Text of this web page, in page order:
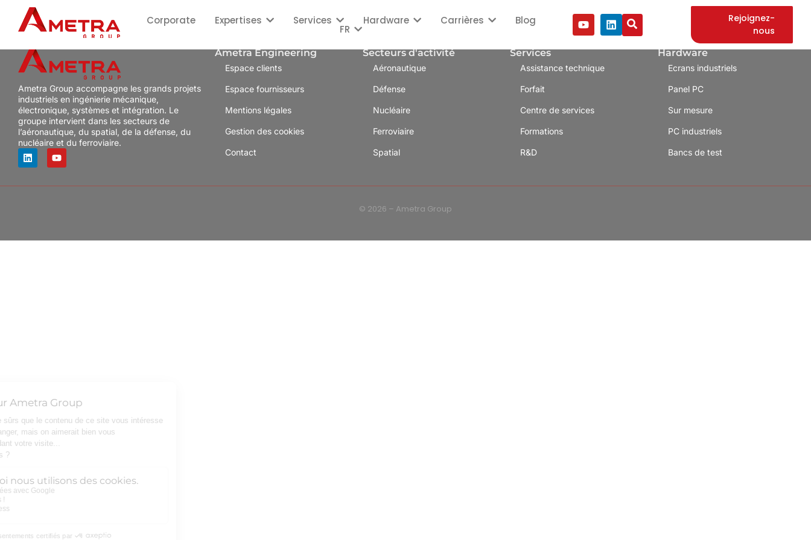
Corporate Expertises Services Hardware Carrières Blog
FR
Rejoignez-
nous
Ametra Group accompagne les grands projets
industriels en ingénierie mécanique,
électronique, systèmes et intégration. Le
groupe intervient dans les secteurs de
l’aéronautique, du spatial, de la défense, du
nucléaire et du ferroviaire.
Ametra Engineering
Espace clients
Espace fournisseurs
Mentions légales
Gestion des cookies
Contact
Secteurs d'activité
Aéronautique
Défense
Nucléaire
Ferroviaire
Spatial
Services
Assistance technique
Forfait
Centre de services
Formations
R&D
Hardware
Ecrans industriels
Panel PC
Sur mesure
PC industriels
Bancs de test
© 2026 – Ametra Group